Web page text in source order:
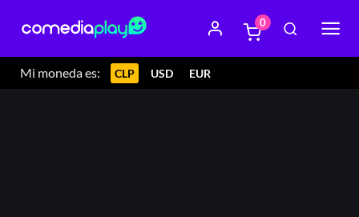
Mi moneda es: CLP USD EUR
0